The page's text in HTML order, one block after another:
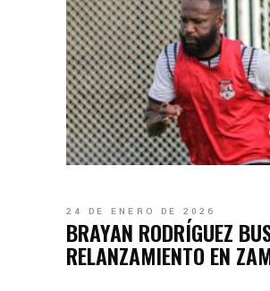
24 DE ENERO DE 2026
BRAYAN RODRÍGUEZ
RELANZAMIENTO EN